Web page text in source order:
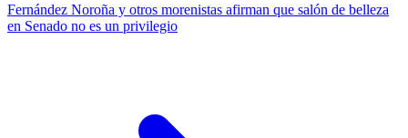
Fernández Noroña y otros morenistas afirman que salón de belleza
en Senado no es un privilegio